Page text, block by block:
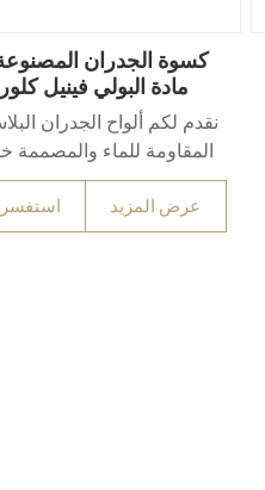
كسوة الجدران
مادة البولي فينيل
المقاومة للماء في جميع
الجوية
نقدم لكم ألواح الجدران
المقاومة للماء والمصممة
لتحمل أقصى درجات
البيئات القاسية. مصنوعة
استفسر عرض المزيد